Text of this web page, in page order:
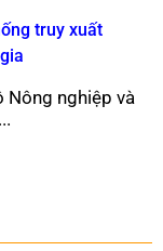
truy xuất
Nông nghiệp và